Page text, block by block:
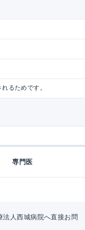
るためです。
専門医
人西城病院へ直接お問